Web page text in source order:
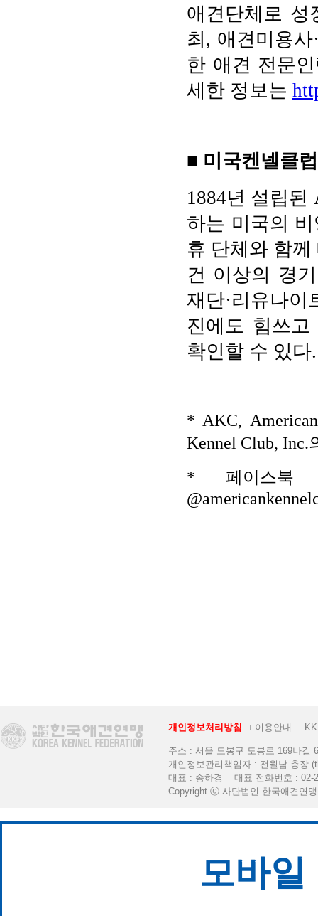
개인정보처리방침 이용안내
주소 : 서울 도봉구 도봉로 169나길
개인정보관리책임자 : 전월남 총장
대표 : 송하경 대표 전화번호 :
Copyright ⓒ 사단법인 한국애견연
모바일